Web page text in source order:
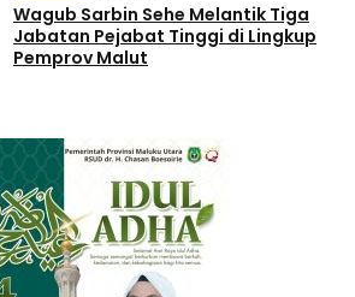
Wagub Sarbin Sehe Melantik Tiga
Jabatan Pejabat Tinggi di Lingkup
Pemprov Malut